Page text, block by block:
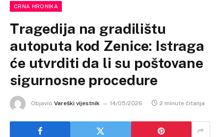
CRNA HRONIKA
Tragedija na gradilištu
autoputa kod Zenice: Istraga
će utvrditi da li su poštovane
sigurnosne procedure
Objavio Vareški vijestnik 14/05/2026 2 minute čitanja